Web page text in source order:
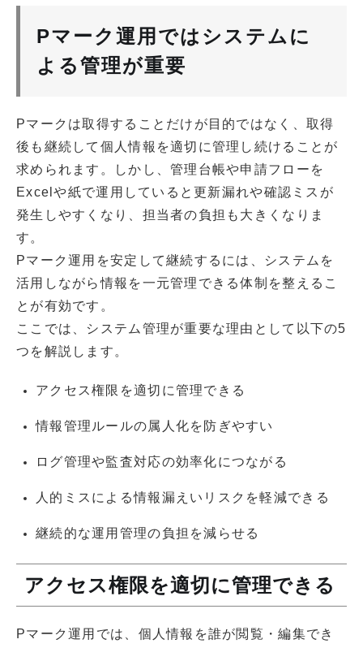
Pマーク運用ではシステムに
よる管理が重要
Pマークは取得することだけが目的ではなく、取得
後も継続して個人情報を適切に管理し続けることが
求められます。しかし、管理台帳や申請フローを
Excelや紙で運用していると更新漏れや確認ミスが
発生しやすくなり、担当者の負担も大きくなりま
す。
Pマーク運用を安定して継続するには、システムを
活用しながら情報を一元管理できる体制を整えるこ
とが有効です。
ここでは、システム管理が重要な理由として以下の5
つを解説します。
アクセス権限を適切に管理できる
情報管理ルールの属人化を防ぎやすい
ログ管理や監査対応の効率化につながる
人的ミスによる情報漏えいリスクを軽減できる
継続的な運用管理の負担を減らせる
アクセス権限を適切に管理できる
Pマーク運用では、個人情報を誰が閲覧・編集でき